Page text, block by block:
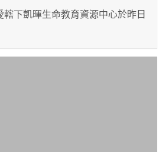
轄下凱暉生命教育資源中心於昨日